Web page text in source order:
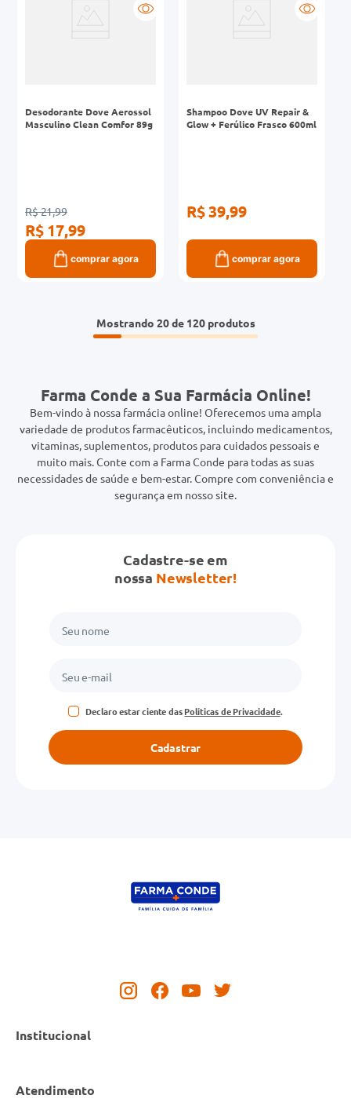
Desodorante Dove Aerossol
Masculino Clean Comfor 89g
R$ 21,99
R$ 17,99
comprar agora
Shampoo Dove UV Repair &
Glow + Ferúlico Frasco 600ml
R$ 39,99
comprar agora
Mostrando 20 de 120
Farma Conde a Sua Farmácia Online!
Bem-vindo à nossa farmácia online! Oferecemos uma ampla
variedade de produtos farmacêuticos, incluindo medicamentos,
vitaminas, suplementos, produtos para cuidados pessoais e
muito mais. Conte com a Farma Conde para todas as suas
necessidades de saúde e bem-estar. Compre com conveniência e
segurança em nosso site.
Cadastre-se em
nossa Newsletter!
Declaro estar ciente dasPolíticas de Privacidade.
Cadastrar
Institucional
Atendimento